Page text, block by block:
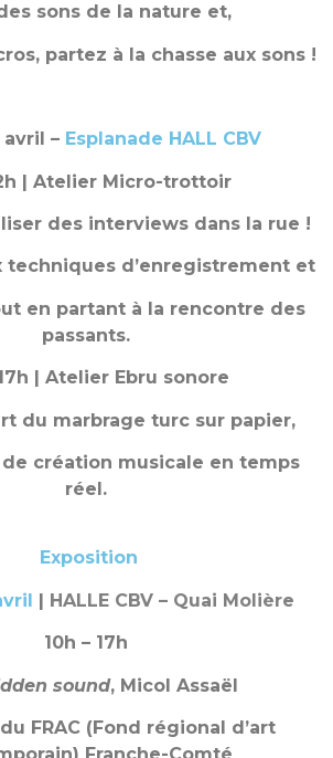
sons de la nature et,
partez à la chasse aux sons !
avril – Esplanade HALL CBV
| Atelier Micro-trottoir
des interviews dans la rue !
techniques d’enregistrement et
en partant à la rencontre des
passants.
| Atelier Ebru sonore
du marbrage turc sur papier,
création musicale en temps
réel.
Exposition
| HALLE CBV – Quai Molière
10h – 17h
sound, Micol Assaël
FRAC (Fond régional d’art